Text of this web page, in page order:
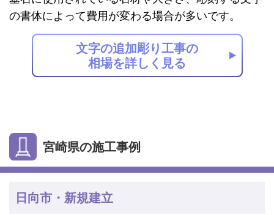
の書体によって費用が変わる場合が多いです。
文字の追加彫り工事の
相場を詳しく見る
宮崎県の施工事例
日向市・新規建立